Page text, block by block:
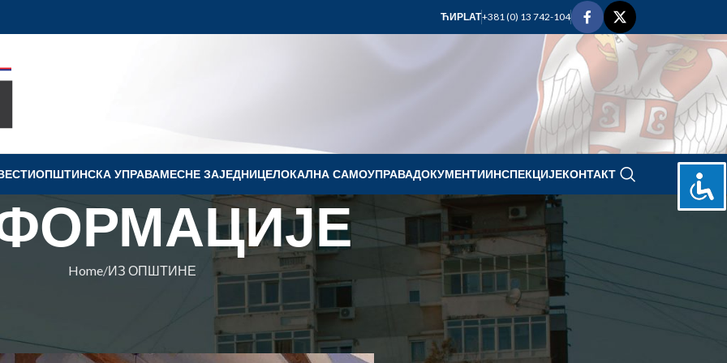
ЋИРLAT+381 (0) 13 742-104
OПШТИНСКА УПРАВАМЕСНЕ ЗАЈЕДНИЦЕЛОКАЛНА САМОУПРАВАДОКУМЕНТИИНСПЕКЦИЈЕКОНТАКТ
Home ИЗ ОПШТИНЕ
ГРАНИЦЕ“
Ковин On 17. oktobar 2024.
oktobar 2024.
U S Č P
1 2 3 4